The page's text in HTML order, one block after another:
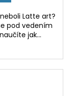
Latte art?
pod vedením
jak...